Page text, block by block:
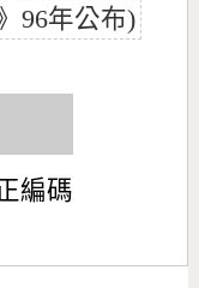
96年公布)
編碼